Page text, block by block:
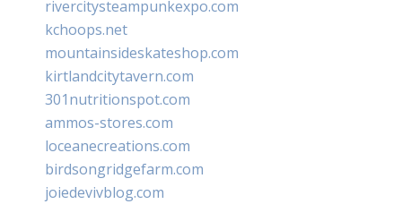
rivercitysteampunkexpo.com
kchoops.net
mountainsideskateshop.com
kirtlandcitytavern.com
301nutritionspot.com
ammos-stores.com
loceanecreations.com
birdsongridgefarm.com
joiedevivblog.com